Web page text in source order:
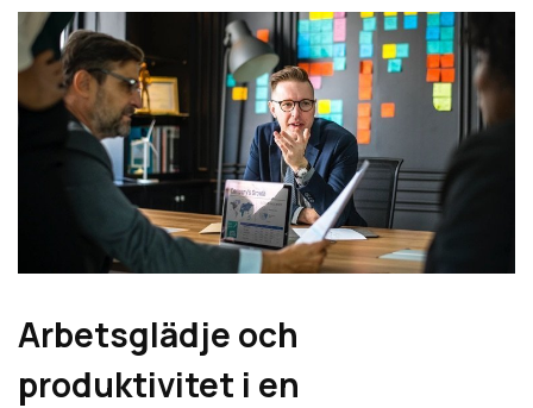
Arbetsglädje och
produktivitet i en